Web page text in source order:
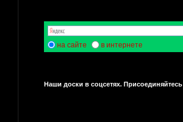
на сайте в интернете
Наши доски в соцсетях. Присоединяйтесь